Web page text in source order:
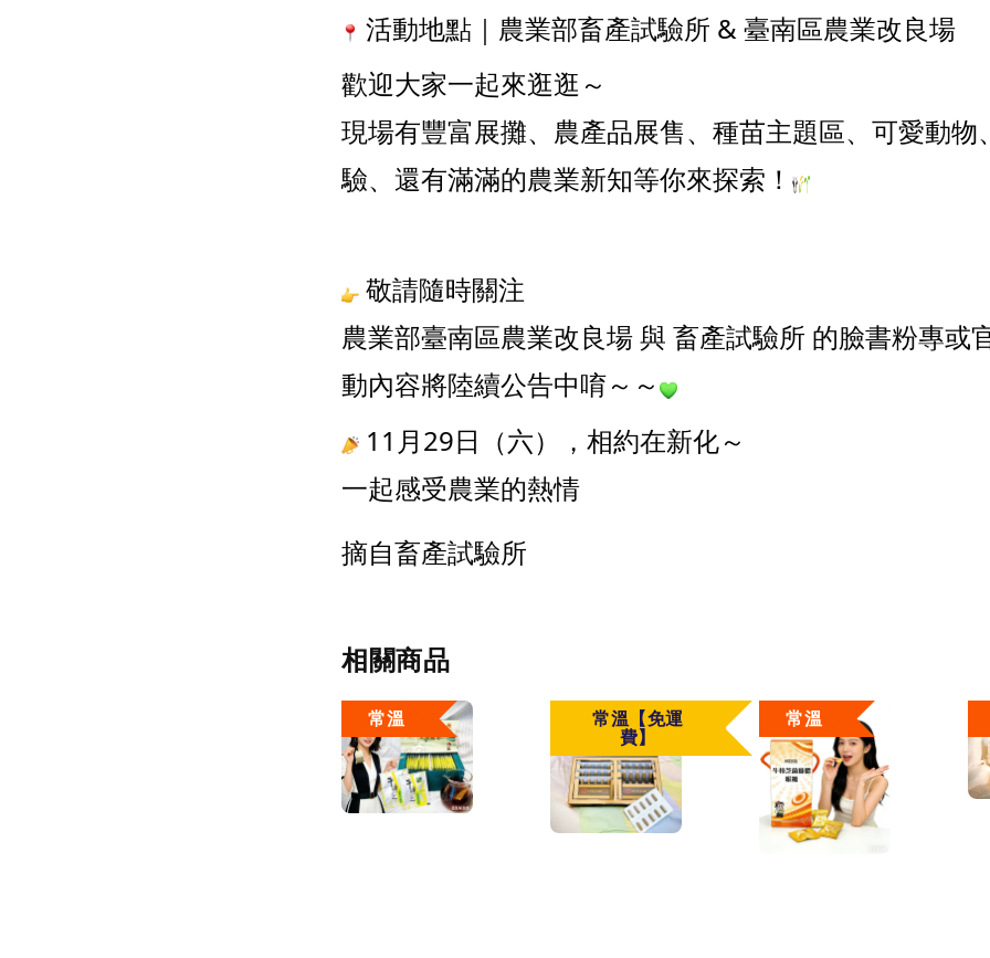
活動地點｜農業部畜產試驗所 & 臺南區農業改良場
歡迎大家一起來逛逛～
現場有豐富展攤、農產品展售、種苗主題區、可愛動物
驗、還有滿滿的農業新知等你來探索！
敬請隨時關注
農業部臺南區農業改良場 與 畜產試驗所 的臉書粉專或
動內容將陸續公告中唷～～
11月29日（六），相約在新化～
一起感受農業的熱情
摘自畜產試驗所
相關商品
常溫
常溫【免運
費】
常溫